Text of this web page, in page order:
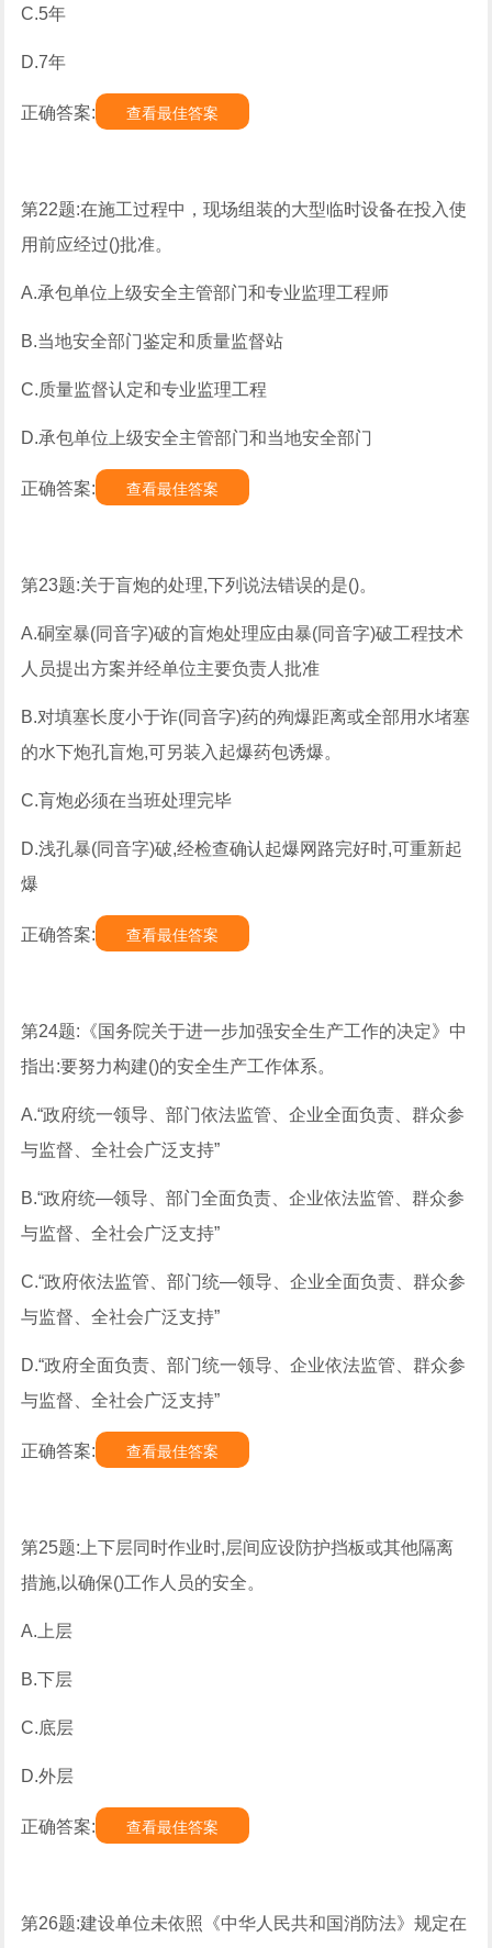
C.5年
D.7年
正确答案: 查看最佳答案
第22题:在施工过程中，现场组装的大型临时设备在投入使
用前应经过()批准。
A.承包单位上级安全主管部门和专业监理工程师
B.当地安全部门鉴定和质量监督站
C.质量监督认定和专业监理工程
D.承包单位上级安全主管部门和当地安全部门
正确答案: 查看最佳答案
第23题:关于盲炮的处理,下列说法错误的是()。
A.硐室暴(同音字)破的盲炮处理应由暴(同音字)破工程技术
人员提出方案并经单位主要负责人批准
B.对填塞长度小于诈(同音字)药的殉爆距离或全部用水堵塞
的水下炮孔盲炮,可另装入起爆药包诱爆。
C.肓炮必须在当班处理完毕
D.浅孔暴(同音字)破,经检查确认起爆网路完好时,可重新起
爆
正确答案: 查看最佳答案
第24题:《国务院关于进一步加强安全生产工作的决定》中
指出:要努力构建()的安全生产工作体系。
A.“政府统一领导、部门依法监管、企业全面负责、群众参
与监督、全社会广泛支持”
B.“政府统—领导、部门全面负责、企业依法监管、群众参
与监督、全社会广泛支持”
C.“政府依法监管、部门统—领导、企业全面负责、群众参
与监督、全社会广泛支持”
D.“政府全面负责、部门统一领导、企业依法监管、群众参
与监督、全社会广泛支持”
正确答案: 查看最佳答案
第25题:上下层同时作业时,层间应设防护挡板或其他隔离
措施,以确保()工作人员的安全。
A.上层
B.下层
C.底层
D.外层
正确答案: 查看最佳答案
第26题:建设单位未依照《中华人民共和国消防法》规定在